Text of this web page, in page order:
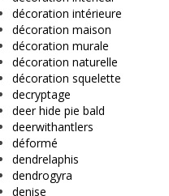
décoration intérieure
décoration maison
décoration murale
décoration naturelle
décoration squelette
decryptage
deer hide pie bald
deerwithantlers
déformé
dendrelaphis
dendrogyra
denise